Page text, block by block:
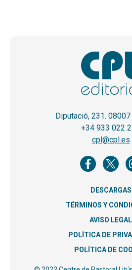
Diputació, 231.
+34 933 022
cpl@cpl.es
DESCARGAS
TÉRMINOS Y
AVISO LEGAL
POLÍTICA DE
POLÍTICA DE